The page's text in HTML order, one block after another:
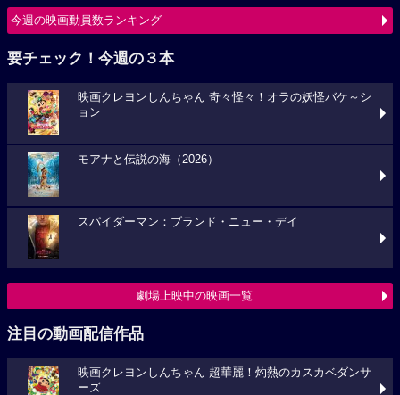
今週の映画動員数ランキング
要チェック！今週の３本
映画クレヨンしんちゃん 奇々怪々！オラの妖怪バケ～シ
ョン
モアナと伝説の海（2026）
スパイダーマン：ブランド・ニュー・デイ
劇場上映中の映画一覧
注目の動画配信作品
映画クレヨンしんちゃん 超華麗！灼熱のカスカベダンサ
ーズ